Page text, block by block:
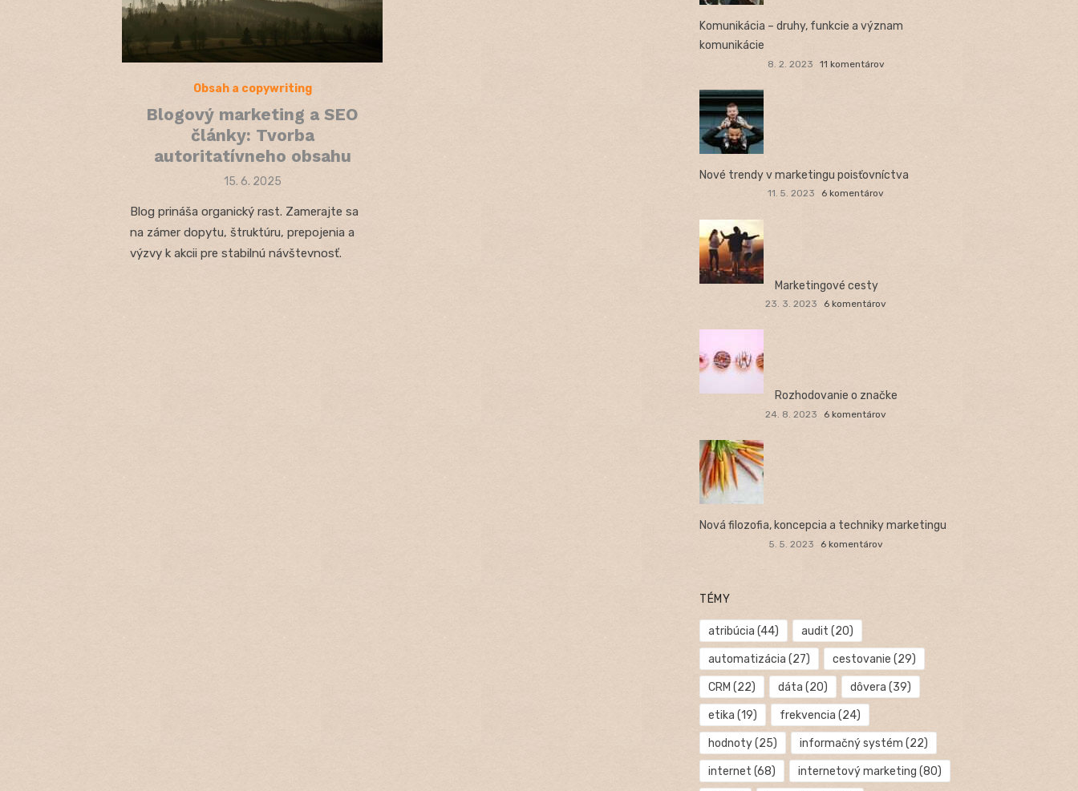
Obsah a copywriting
Blogový marketing a SEO
články: Tvorba
autoritatívneho obsahu
Posted
15. 6. 2025
Blog prináša organický rast. Zamerajte sa
na zámer dopytu, štruktúru, prepojenia a
výzvy k akcii pre stabilnú návštevnosť.
Komunikácia – druhy, funkcie a význam
komunikácie
8. 2. 2023 11 komentárov
Nové trendy v marketingu poisťovníctva
11. 5. 2023 6 komentárov
Marketingové cesty
23. 3. 2023 6 komentárov
Rozhodovanie o značke
24. 8. 2023 6 komentárov
Nová filozofia, koncepcia a techniky marketingu
5. 5. 2023 6 komentárov
TÉMY
atribúcia (44) audit (20)
automatizácia (27) cestovanie (29)
CRM (22) dáta (20) dôvera (39)
etika (19) frekvencia (24)
hodnoty(25) informačný systém (22)
internet (68) internetový marketing (80)